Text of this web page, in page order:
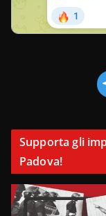
Supporta gli
Padova!